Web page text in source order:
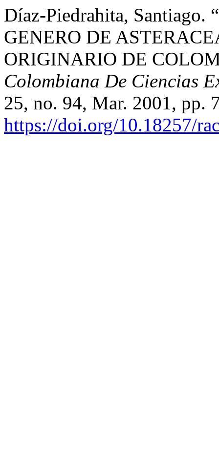
Díaz-Piedrahita,
GENERO DE
ORIGINARIO DE
Colombiana De Ciencias
25, no. 94, Mar. 2001, pp.
https://doi.org/10.18257/